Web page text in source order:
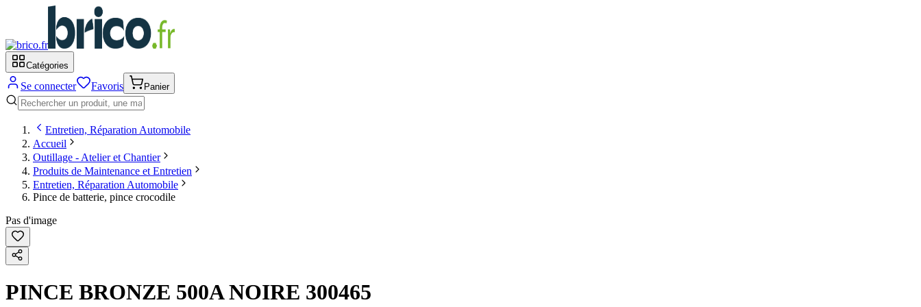
Catégories
Se connecter Favoris Panier
Entretien, Réparation Automobile
Accueil
Outillage - Atelier et Chantier
Produits de Maintenance et Entretien
Entretien, Réparation Automobile
Pince de batterie, pince crocodile
Pas d'image
PINCE BRONZE 500A NOIRE 300465